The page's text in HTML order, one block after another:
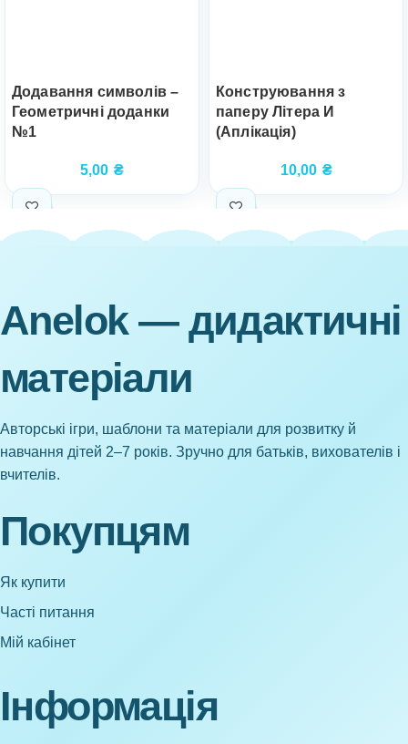
Додавання символів –
Геометричні доданки
№1
5,00 ₴
Конструювання з
паперу Літера И
(Аплікація)
10,00 ₴
Anelok — дидактичні
матеріали
Авторські ігри, шаблони та матеріали для розвитку й
навчання дітей 2–7 років. Зручно для батьків, вихователів і
вчителів.
Покупцям
Як купити
Часті питання
Мій кабінет
Інформація